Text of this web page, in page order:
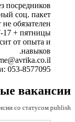
посредников!!!
соц. пакет.
обязателен!!!
17 + пятницы.
от опыта и
навыков.
053-8577095
вакансии
со статусом publish.